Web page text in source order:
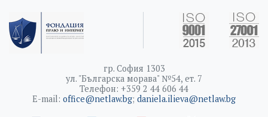
гр. София 1303
ул. "Българска морава" №54, ет. 7
Телефон: +359 2 44 606 44
E-mail: office@netlaw.bg; daniela.ilieva@netlaw.bg